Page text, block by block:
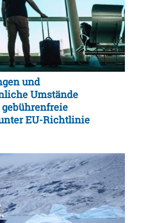
und
Umstände
EU-Richtlinie